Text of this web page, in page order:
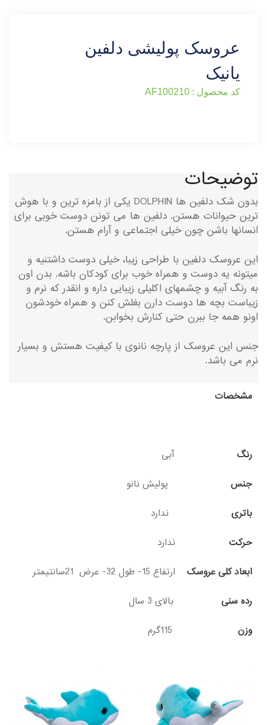
عروسک پولیشی دلفین
یانیک
کد محصول : AF100210
توضیحات
بدون شک دلفین ها DOLPHIN یکی از بامزه ترین و با هوش
ترین حیوانات هستن. دلفین ها می تونن دوست خوبی برای
انسانها باشن چون خیلی اجتماعی و آرام هستن.
این عروسک دلفین با طراحی زیبا، خیلی دوست داشتنیه و
میتونه یه دوست و همراه خوب برای کودکان باشه. بدن اون
به رنگ آبیه و چشمهای اکلیلی زیبایی داره و انقدر که نرم و
زیباست بچه ها دوست دارن بغلش کنن و همراه خودشون
اونو همه جا ببرن حتی کنارش بخوابن.
جنس این عروسک از پارچه نانوی با کیفیت هستش و بسیار
نرم می باشد.
مشخصات
رنگ آبی
جنس پولیش نانو
باتری ندارد
حرکت ندارد
ابعاد کلی عروسک ارتفاع 15- طول 32- عرض 21سانتیمتر
رده سنی بالای 3 سال
وزن 115گرم